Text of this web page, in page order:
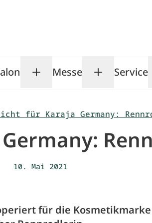
submenu
Toggle TOP Salon
Messe ToggleService
für Karaja Germany:
10. Mai 2021
für die